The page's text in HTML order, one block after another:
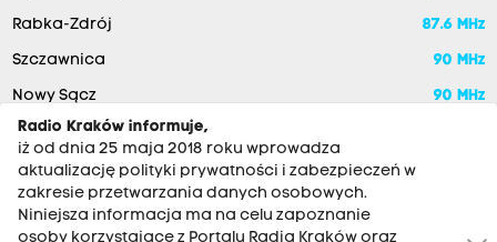
Rabka-Zdrój 87.6 MHz
Szczawnica 90 MHz
Nowy Sącz
90 MHz
Radio Kraków informuje,
iż od dnia 25 maja 2018 roku wprowadza
aktualizację polityki prywatności i zabezpieczeń w
zakresie przetwarzania danych osobowych.
Niniejsza informacja ma na celu zapoznanie
osoby korzystające z Portalu Radia Kraków oraz